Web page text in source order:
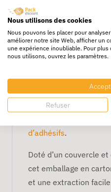
hauteur variable grâce
s’adapter à tous types
Grâce à sa couverture
résistante à
température et à la
outre, sa couverture
d’adhésifs.
Doté d’un couvercle
cet emballage en
et une extraction
Nous utilisons des cookies
Nous pouvons les placer pour
améliorer notre site Web, afficher un
une expérience inoubliable. Pour
nous utilisons, ouvrez les paramètres.
Refuser